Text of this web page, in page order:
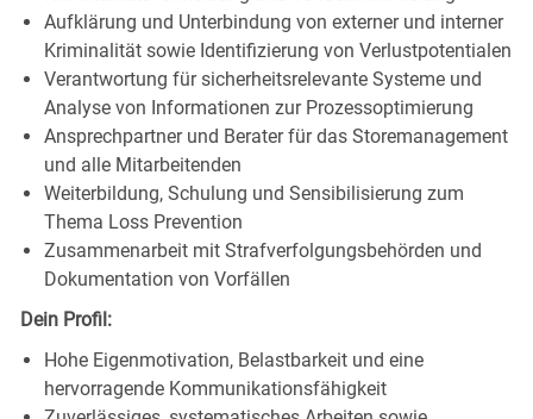
Aufklärung und Unterbindung von externer und interner
Kriminalität sowie Identifizierung von Verlustpotentialen
Verantwortung für sicherheitsrelevante Systeme und
Analyse von Informationen zur Prozessoptimierung
Ansprechpartner und Berater für das Storemanagement
und alle Mitarbeitenden
Weiterbildung, Schulung und Sensibilisierung zum
Thema Loss Prevention
Zusammenarbeit mit Strafverfolgungsbehörden und
Dokumentation von Vorfällen
Dein Profil:
Hohe Eigenmotivation, Belastbarkeit und eine
hervorragende Kommunikationsfähigkeit